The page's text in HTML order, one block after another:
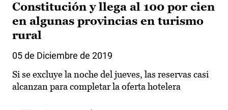
Constitución y llega al 100 por cien
en algunas provincias en turismo
rural
05 de Diciembre de 2019
Si se excluye la noche del jueves, las reservas casi
alcanzan para completar la oferta hotelera